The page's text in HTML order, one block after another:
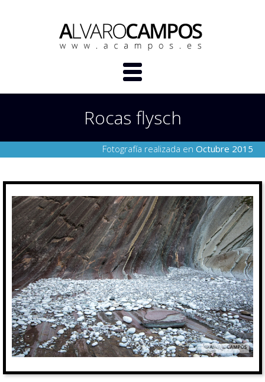
Rocas flysch
Fotografía realizada en Octubre 2015